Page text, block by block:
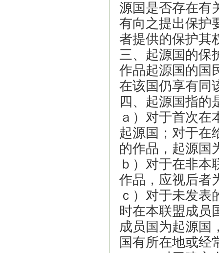
源国是否存在有
有向之提出保护
者提供的保护其
三、起源国的保
作品起源国的国
在该国仍享有同
四、起源国指的
ａ）对于首次在
起源国；对于在
的作品，起源国
ｂ）对于在非本
作品，应视后者
ｃ）对于未发
时在本联盟成员
成员国为起源国
国有所在地或经